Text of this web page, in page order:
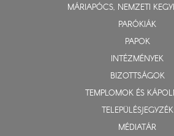
MÁRIAPÓCS, NEMZETI
PARÓKIÁK
PAPOK
INTÉZMÉNYEK
BIZOTTSÁGOK
TEMPLOMOK ÉS
TELEPÜLÉSJEGYZÉK
MÉDIATÁR